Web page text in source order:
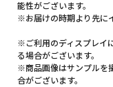
能性がございます。
※お届けの時期より先に
※ご利用のディスプレイ
る場合がございます。
※商品画像はサンプルを
合がございます。